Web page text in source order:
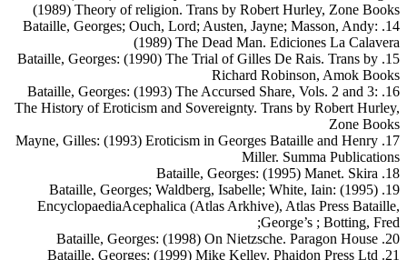
(1989) Theory of religion. Trans by Robert Hurley, Zone Books
14. Bataille, Georges; Ouch, Lord; Austen, Jayne; Masson, Andy:
(1989) The Dead Man. Ediciones La Calavera
15. Bataille, Georges: (1990) The Trial of Gilles De Rais. Trans by
Richard Robinson, Amok Books
16. Bataille, Georges: (1993) The Accursed Share, Vols. 2 and 3:
The History of Eroticism and Sovereignty. Trans by Robert Hurley,
Zone Books
17. Mayne, Gilles: (1993) Eroticism in Georges Bataille and Henry
Miller. Summa Publications
18. Bataille, Georges: (1995) Manet. Skira
19. Bataille, Georges; Waldberg, Isabelle; White, Iain: (1995)
EncyclopaediaAcephalica (Atlas Arkhive), Atlas Press Bataille,
George’s ; Botting, Fred;
20. Bataille, Georges: (1998) On Nietzsche. Paragon House
21. Bataille, Georges: (1999) Mike Kelley. Phaidon Press Ltd